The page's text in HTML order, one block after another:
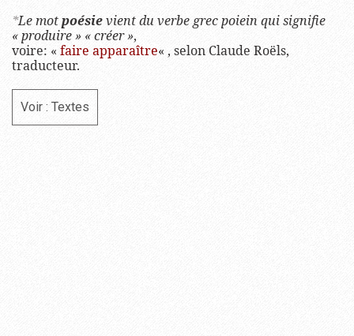
*Le motpoésievient du verbe grecpoiein qui signifie
« produire » « créer »,
voire: « faire apparaître« , selon Claude Roëls,
traducteur.
Voir : Textes